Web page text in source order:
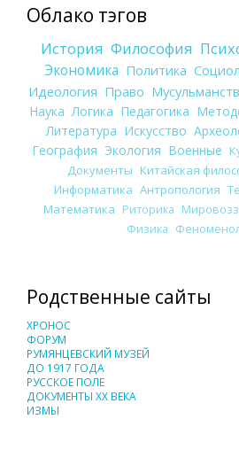
Облако тэгов
История Философия
Экономика Политика
Идеология Право
Наука Логика Педагогика
Литература Искусство
География Экология Военные
Документы Китайская
Информатика Антропология
Математика Риторика
Физика
Родственные сайты
ХРОНОС
ФОРУМ
РУМЯНЦЕВСКИЙ МУЗЕЙ
ДО 1917 ГОДА
РУССКОЕ ПОЛЕ
ДОКУМЕНТЫ XX ВЕКА
ИЗМЫ